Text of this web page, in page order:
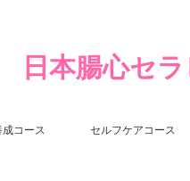
日本腸心セ
コース セルフケアコース